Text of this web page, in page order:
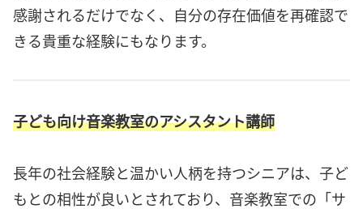
感謝されるだけでなく、自分の存在価値を再確認で
きる貴重な経験にもなります。
子ども向け音楽教室のアシスタント講師
長年の社会経験と温かい人柄を持つシニアは、子ど
もとの相性が良いとされており、音楽教室での「サ